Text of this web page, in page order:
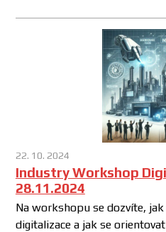
22. 10. 2024
Industry Workshop
28.11.2024
Na workshopu se dozvíte,
digitalizace a jak se